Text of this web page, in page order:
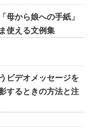
母から娘への手紙」
使える文例集
ビデオメッセージを
するときの方法と注